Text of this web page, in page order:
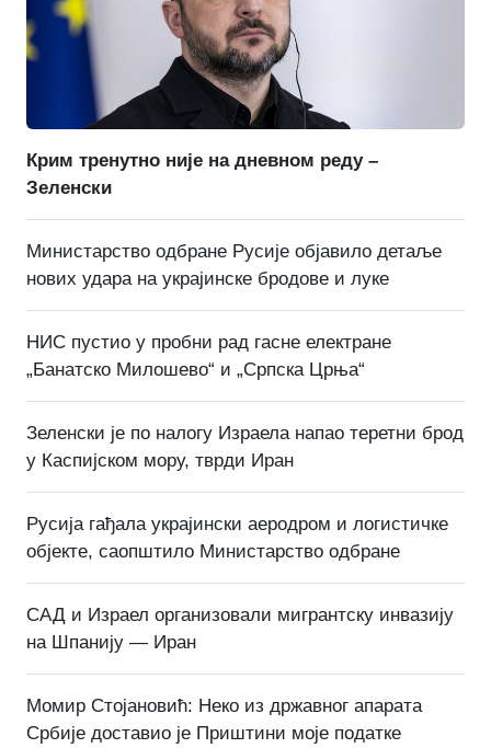
Крим тренутно није на дневном реду –
Зеленски
Министарство одбране Русије објавило детаље
нових удара на украјинске бродове и луке
НИС пустио у пробни рад гасне електране
„Банатско Милошево“ и „Српска Црња“
Зеленски је по налогу Израела напао теретни брод
у Каспијском мору, тврди Иран
Русија гађала украјински аеродром и логистичке
објекте, саопштило Министарство одбране
САД и Израел организовали мигрантску инвазију
на Шпанију — Иран
Момир Стојановић: Неко из државног апарата
Србије доставио је Приштини моје податке